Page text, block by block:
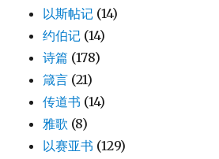
以斯帖记 (14)
约伯记 (14)
诗篇 (178)
箴言 (21)
传道书 (14)
雅歌 (8)
以赛亚书 (129)